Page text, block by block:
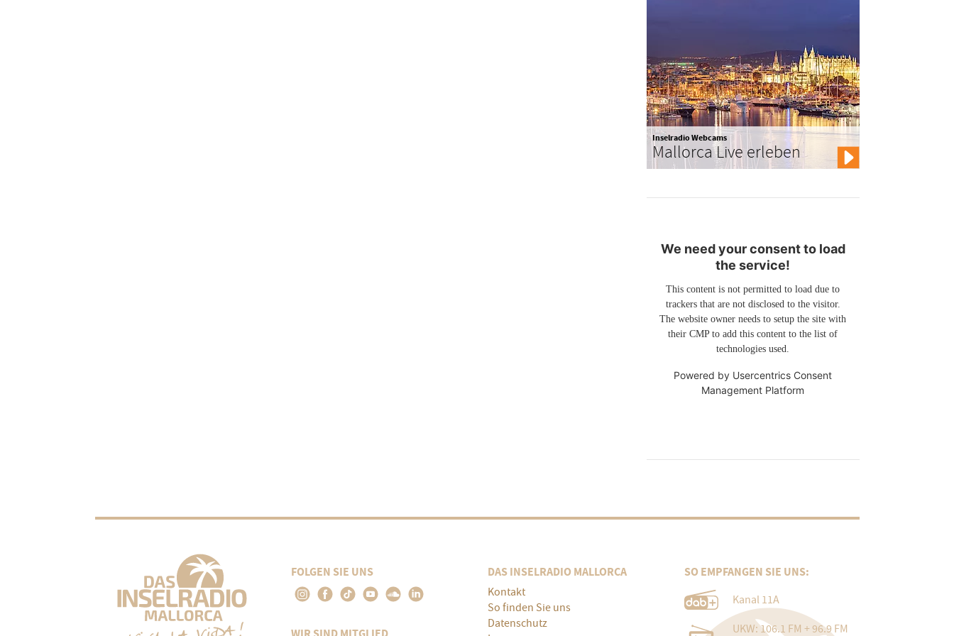
Inselradio Webcams
Mallorca Live erleben
We need your consent to load
the service!
This content is not permitted to load due to
trackers that are not disclosed to the visitor.
The website owner needs to setup the site with
their CMP to add this content to the list of
technologies used.
Powered by Usercentrics Consent
Management Platform
FOLGEN SIE UNS DAS INSELRADIO MALLORCA
Kontakt
So finden Sie uns
Datenschutz
SO EMPFANGEN SIE UNS:
Kanal 11A
UKW: 106.1 FM + 96.9 FM